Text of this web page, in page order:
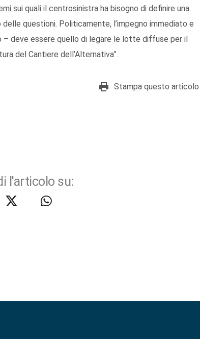
sui quali il centrosinistra ha bisogno di definire una
questioni. Politicamente, l’impegno immediato e
deve essere quello di legare le lotte diffuse per il
del Cantiere dell’Alternativa”.
Stampa questo articolo
l'articolo su: